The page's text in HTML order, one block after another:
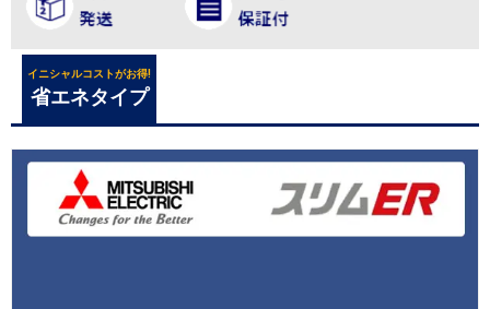
イニシャルコストがお得!
省エネタイプ